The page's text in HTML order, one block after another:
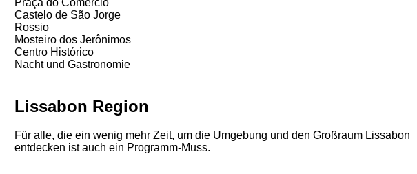
Castelo de São Jorge
Rossio
Mosteiro dos Jerônimos
Centro Histórico
Nacht und Gastronomie
Lissabon Region
Für alle, die ein wenig mehr Zeit, um die Umgebung und den Großraum Lissabon
entdecken ist auch ein Programm-Muss.